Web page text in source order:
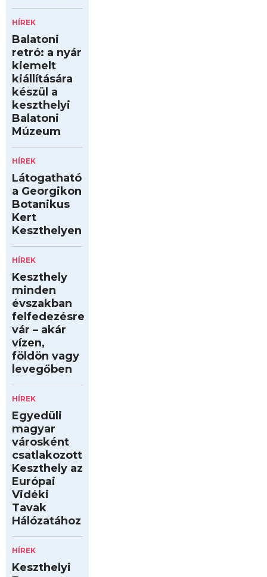
HÍREK
Balatoni
retró: a nyár
kiemelt
kiállítására
készül a
keszthelyi
Balatoni
Múzeum
HÍREK
Látogatható
a Georgikon
Botanikus
Kert
Keszthelyen
HÍREK
Keszthely
minden
évszakban
felfedezésre
vár – akár
vízen,
földön vagy
levegőben
HÍREK
Egyedüli
magyar
városként
csatlakozott
Keszthely az
Európai
Vidéki
Tavak
Hálózatához
HÍREK
Keszthelyi